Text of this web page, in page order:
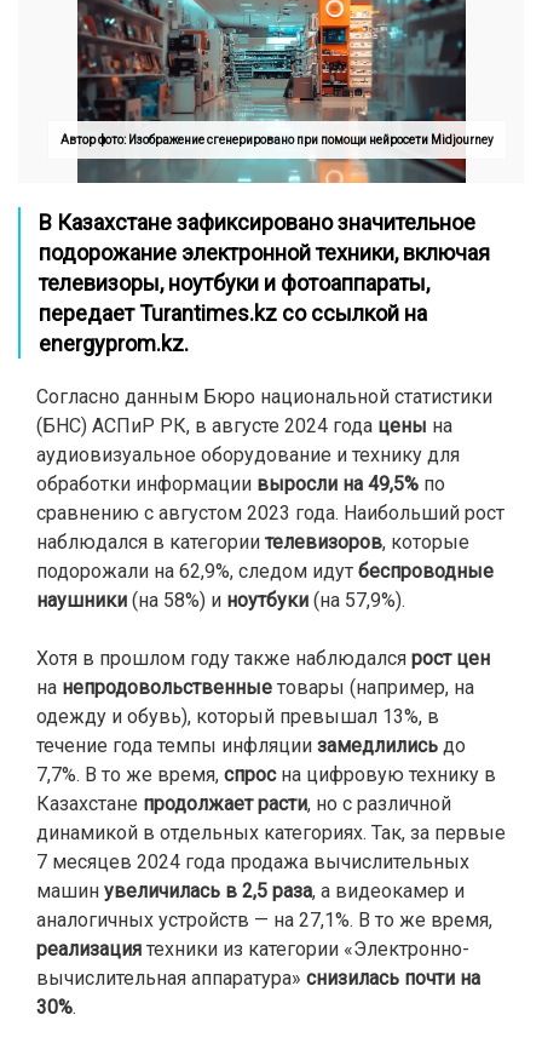
Автор фото: Изображение сгенерировано при помощи нейросети Midjourney
В Казахстане зафиксировано значительное
подорожание электронной техники, включая
телевизоры, ноутбуки и фотоаппараты,
передает Turantimes.kz со ссылкой на
energyprom.kz.
Согласно данным Бюро национальной статистики
(БНС) АСПиР РК, в августе 2024 года цены на
аудиовизуальное оборудование и технику для
обработки информации выросли на 49,5% по
сравнению с августом 2023 года. Наибольший рост
наблюдался в категории телевизоров, которые
подорожали на 62,9%, следом идут беспроводные
наушники (на 58%) и ноутбуки (на 57,9%).
Хотя в прошлом году также наблюдался рост цен
на непродовольственные товары (например, на
одежду и обувь), который превышал 13%, в
течение года темпы инфляции замедлились до
7,7%. В то же время, спросна цифровую технику в
Казахстане продолжает расти, но с различной
динамикой в отдельных категориях. Так, за первые
7 месяцев 2024 года продажа вычислительных
машин увеличилась в 2,5 раза, а видеокамер и
аналогичных устройств — на 27,1%. В то же время,
реализация техники из категории «Электронно-
вычислительная аппаратура» снизилась почти на
30%.